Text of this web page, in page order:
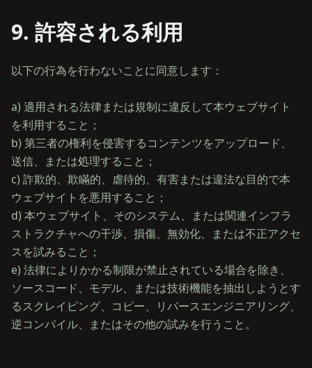
9. 許容される利用
以下の行為を行わないことに同意します：
a) 適用される法律または規制に違反して本ウェブサイト
を利用すること；
b) 第三者の権利を侵害するコンテンツをアップロード、
送信、または処理すること；
c) 詐欺的、欺瞞的、虐待的、有害または違法な目的で本
ウェブサイトを悪用すること；
d) 本ウェブサイト、そのシステム、または関連インフラ
ストラクチャへの干渉、損傷、無効化、または不正アクセ
スを試みること；
e) 法律によりかかる制限が禁止されている場合を除き、
ソースコード、モデル、または技術機能を抽出しようとす
るスクレイピング、コピー、リバースエンジニアリング、